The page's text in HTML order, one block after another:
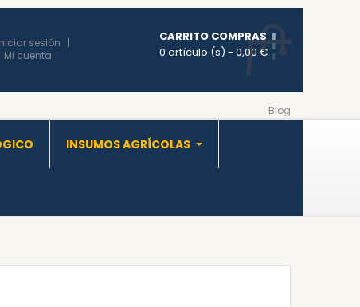
sesión
Mi cuenta
CARRITO COMPRAS
0 artículo (s) - 0,00 €
Blog
INSUMOS AGRÍCOLAS